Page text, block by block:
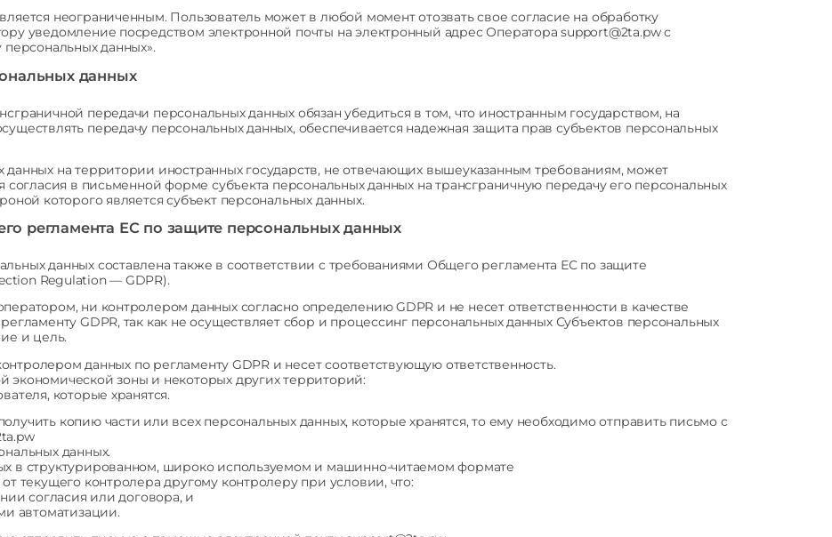
неограниченным. Пользователь может в любой момент отозвать свое согласие на обработку
уведомление посредством электронной почты на электронный адрес Оператора support@2ta.pw с
данных».
данных
передачи персональных данных обязан убедиться в том, что иностранным государством, на
передачу персональных данных, обеспечивается надежная защита прав субъектов персональных
данных на территории иностранных государств, не отвечающих вышеуказанным требованиям, может
согласия в письменной форме субъекта персональных данных на трансграничную передачу его персональных
которого является субъект персональных данных.
регламента ЕС по защите персональных данных
данных составлена также в соответствии с требованиями Общего регламента ЕС по защите
Regulation — GDPR).
ни контролером данных согласно определению GDPR и не несет ответственности в качестве
GDPR, так как не осуществляет сбор и процессинг персональных данных Субъектов персональных
и цель.
данных по регламенту GDPR и несет соответствующую ответственность.
экономической зоны и некоторых других территорий:
которые хранятся.
копию части или всех персональных данных, которые хранятся, то ему необходимо отправить письмо с
данных.
в структурированном, широко используемом и машинно-читаемом формате
текущего контролера другому контролеру при условии, что:
согласия или договора, и
автоматизации.